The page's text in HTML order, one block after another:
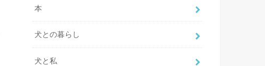
本
犬との暮らし
犬と私